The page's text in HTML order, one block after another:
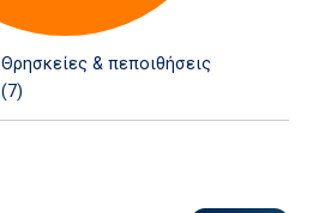
Θρησκείες & πεποιθήσεις
(7)